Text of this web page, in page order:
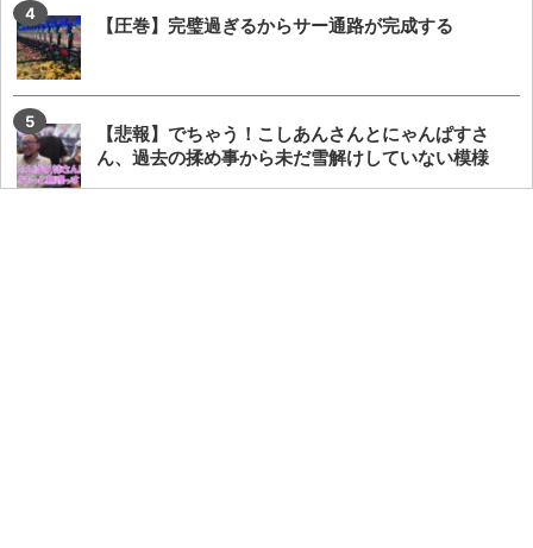
【圧巻】完璧過ぎるからサー通路が完成する
【悲報】でちゃう！こしあんさんとにゃんぱすさ
ん、過去の揉め事から未だ雪解けしていない模様